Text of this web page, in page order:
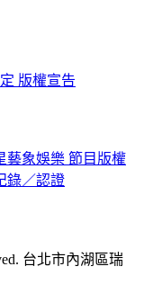
版權宣告
藝象娛樂 節目版權
錄／認證
台北市內湖區瑞